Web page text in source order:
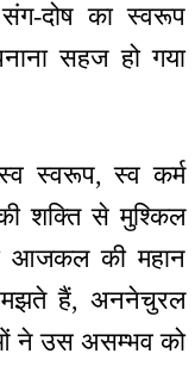
दोष का स्वरूप
सहज हो गया
स्वरूप, स्व कर्म
शक्ति से मुश्किल
आजकल की महान
हैं, अननेचुरल
ने उस असम्भव को